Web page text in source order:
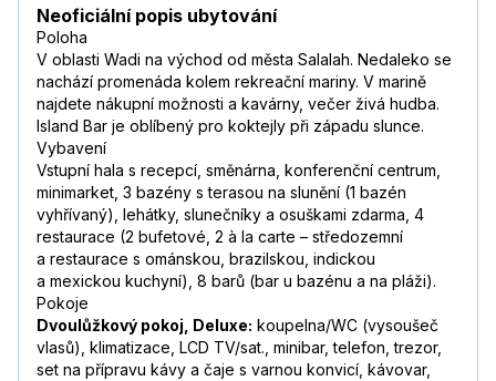
Laura,pobyt s partnerem/kou
březen 2020
—
Mirča,pobyt s rodinou
únor 2020
Doporučuji Číst více
10/
Andrea, pobyt s partnerem/kou
prosinec 2019
Hotel a pláž jsou pěkné, ale spíše přelidněné
a hlučnější. Jídlo bylo dobré, ale v Salála jsou
hotely na stejné úrovni s diametrálně lepší
gastronomií. Hotel vhodný k možným
aktivitám, ale ne úplně výhradně pro relax.
Číst více
7,4/
Neoficiální popis ubytování
Poloha
V oblasti Wadi na východ od města Salalah. Nedaleko se
nachází promenáda kolem rekreační mariny. V marině
najdete nákupní možnosti a kavárny, večer živá hudba.
Island Bar je oblíbený pro koktejly při západu slunce.
Vybavení
Vstupní hala s recepcí, směnárna, konferenční centrum,
minimarket, 3 bazény s terasou na slunění (1 bazén
vyhřívaný), lehátky, slunečníky a osuškami zdarma, 4
restaurace (2 bufetové, 2 à la carte – středozemní
a restaurace s ománskou, brazilskou, indickou
a mexickou kuchyní), 8 barů (bar u bazénu a na pláži).
Pokoje
Dvoulůžkový pokoj, Deluxe: koupelna/WC (vysoušeč
vlasů), klimatizace, LCD TV/sat., minibar, telefon, trezor,
set na přípravu kávy a čaje s varnou konvicí, kávovar,